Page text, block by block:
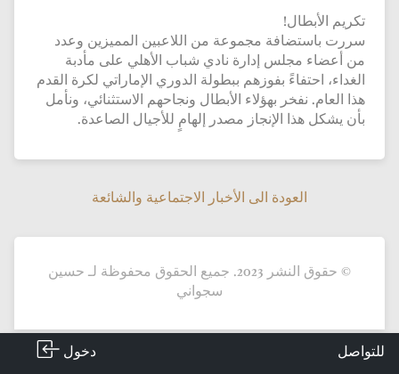
تكريم الأبطال!
سررت باستضافة مجموعة من اللاعبين المميزين وعدد
من أعضاء مجلس إدارة نادي شباب الأهلي على مأدبة
الغداء، احتفاءً بفوزهم ببطولة الدوري الإماراتي لكرة القدم
هذا العام. نفخر بهؤلاء الأبطال ونجاحهم الاستثنائي، ونأمل
بأن يشكل هذا الإنجاز مصدر إلهامٍ للأجيال الصاعدة.
العودة الى الأخبار الاجتماعية والشائعة
© حقوق النشر 2023. جميع الحقوق محفوظة لـ حسين
سجواني
للتواصل دخول